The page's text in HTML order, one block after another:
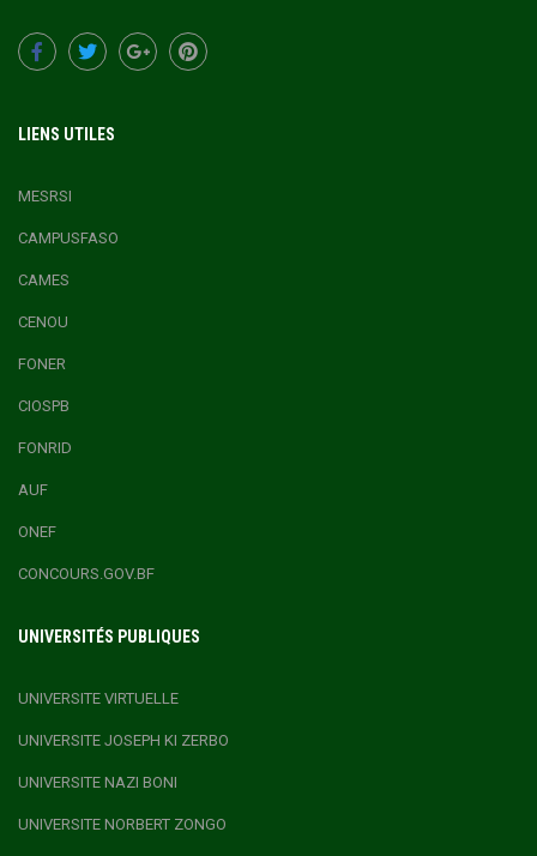
LIENS UTILES
MESRSI
CAMPUSFASO
CAMES
CENOU
FONER
CIOSPB
FONRID
AUF
ONEF
CONCOURS.GOV.BF
UNIVERSITÉS PUBLIQUES
UNIVERSITE VIRTUELLE
UNIVERSITE JOSEPH KI ZERBO
UNIVERSITE NAZI BONI
UNIVERSITE NORBERT ZONGO